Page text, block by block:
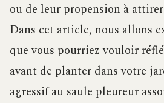
ou de leur propension à
Dans cet article, nous allons
que vous pourriez vouloir
avant de planter dans votre
agressif au saule pleureur